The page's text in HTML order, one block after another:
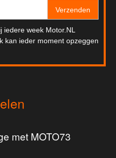
Verzenden
week Motor.NL
kan ieder moment opzeggen
met MOTO73